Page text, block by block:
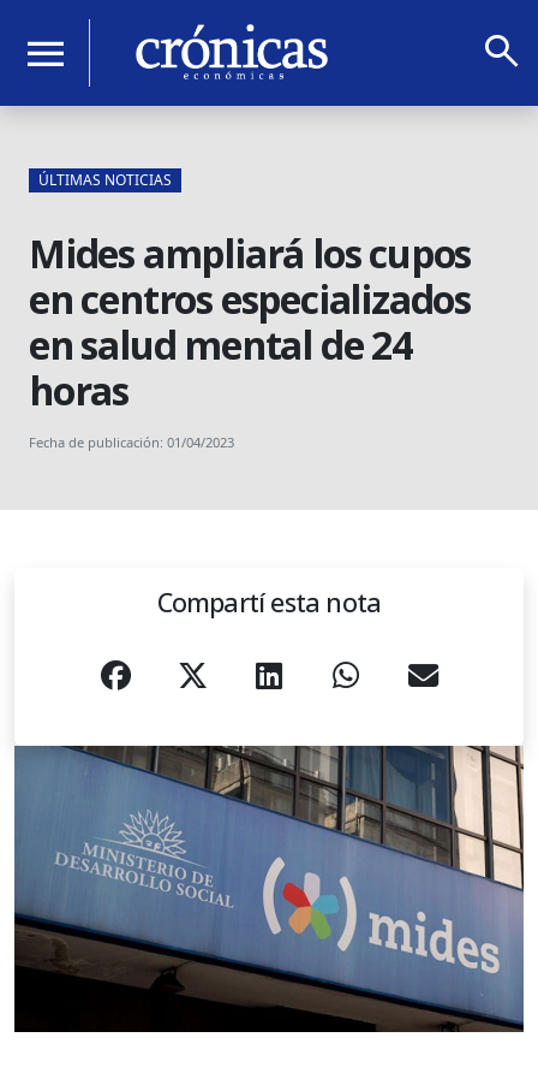
menu search
ÚLTIMAS NOTICIAS
Mides ampliará los cupos
en centros especializados
en salud mental de 24
horas
Fecha de publicación: 01/04/2023
Compartí esta nota